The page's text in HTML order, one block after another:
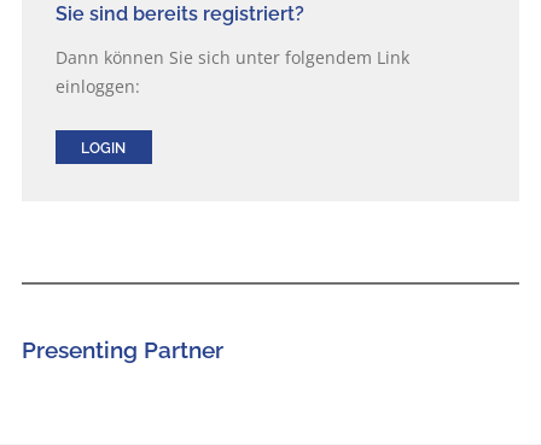
Sie sind bereits registriert?
Dann können Sie sich unter folgendem Link
einloggen:
LOGIN
Presenting Partner